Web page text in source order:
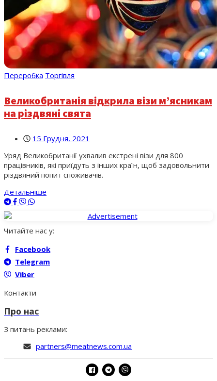
Переробка Торгівля
Великобританія відкрила візи м’ясникам
на різдвяні свята
15 Грудня, 2021
Уряд Великобританії ухвалив екстрені візи для 800
працівників, які приїдуть з інших країн, щоб задовольнити
різдвяний попит споживачів.
Детальніше
Читайте нас у:
Facebook
Telegram
Viber
Контакти
Про нас
З питань реклами:
partners@meatnews.com.ua